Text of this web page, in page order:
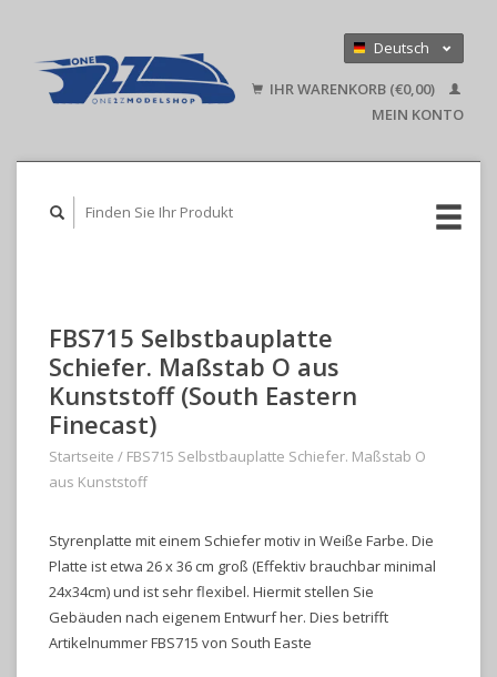
Deutsch
English
IHR WARENKORB (€0,00)
MEIN KONTO
FBS715 Selbstbauplatte
Schiefer. Maßstab O aus
Kunststoff (South Eastern
Finecast)
Startseite / FBS715 Selbstbauplatte Schiefer. Maßstab O
aus Kunststoff
Styrenplatte mit einem Schiefer motiv in Weiße Farbe. Die
Platte ist etwa 26 x 36 cm groß (Effektiv brauchbar minimal
24x34cm) und ist sehr flexibel. Hiermit stellen Sie
Gebäuden nach eigenem Entwurf her. Dies betrifft
Artikelnummer FBS715 von South Easte